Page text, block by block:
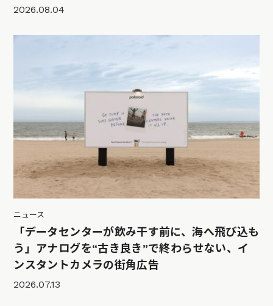
2026.08.04
ニュース
「データセンターが飲み干す前に、海へ飛び込も
う」アナログを“古き良き”で終わらせない、イ
ンスタントカメラの街角広告
2026.07.13